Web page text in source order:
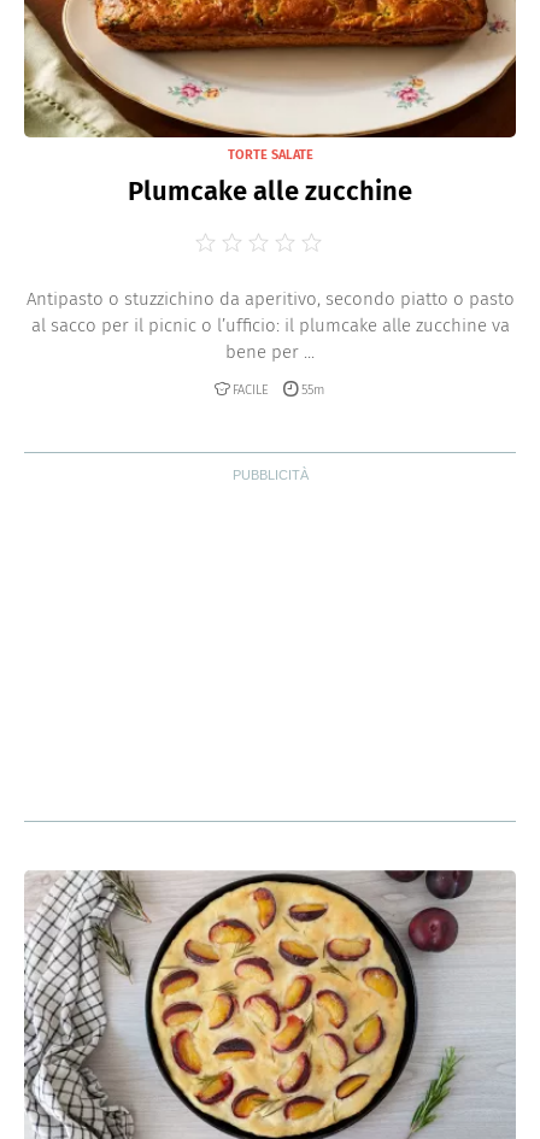
TORTE SALATE
Plumcake alle zucchine
Antipasto o stuzzichino da aperitivo, secondo piatto o pasto
al sacco per il picnic o l’ufficio: il plumcake alle zucchine va
bene per ...
FACILE 55m